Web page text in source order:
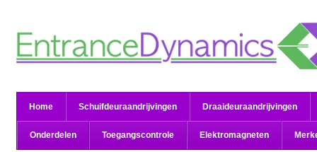
Home Schuifdeuraandrijvingen Draaideuraandrijvingen
Onderdelen Toegangscontrole Elektromagneten